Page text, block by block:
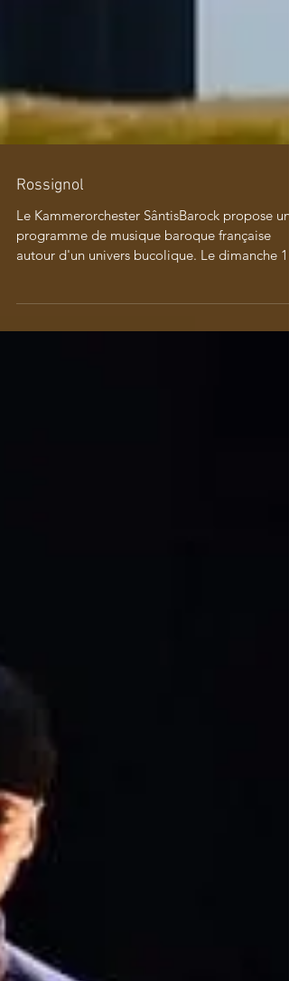
Rossignol
Le Kammerorchester SântisBarock propose un
programme de musique baroque française
février...